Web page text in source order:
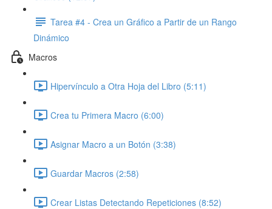
Tarea #4 - Crea un Gráfico a Partir de un Rango
Dinámico
Macros
Hipervínculo a Otra Hoja del Libro (5:11)
Crea tu Primera Macro (6:00)
Asignar Macro a un Botón (3:38)
Guardar Macros (2:58)
Crear Listas Detectando Repeticiones (8:52)